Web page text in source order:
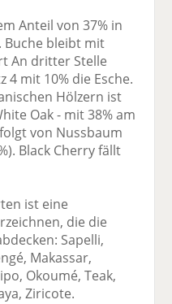
Anteil von 37% in
Buche bleibt mit
An dritter Stelle
4 mit 10% die Esche.
Hölzern ist
Oak - mit 38% am
von Nussbaum
Black Cherry fällt
ist eine
die die
Sapelli,
Makassar,
Okoumé, Teak,
Ziricote.